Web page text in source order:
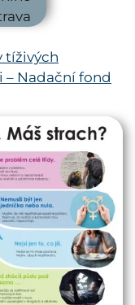
tíživých
Nadační fond